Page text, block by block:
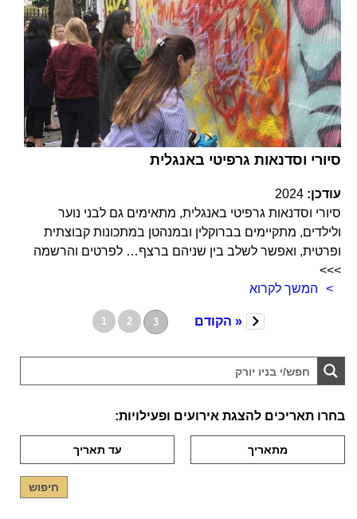
סיורי וסדנאות גרפיטי באנגלית
עודכן: 2024
סיורי וסדנאות גרפיטי באנגלית, מתאימים גם לבני נוער
ולילדים, מתקיימים בברוקלין ובמנהטן במתכונות קבוצתית
ופרטית, ואפשר לשלב בין שניהם ברצף… לפרטים והרשמה
>>>
המשך לקרוא
« הקודם 1 2 3
בחרו תאריכים להצגת אירועים ופעילויות: